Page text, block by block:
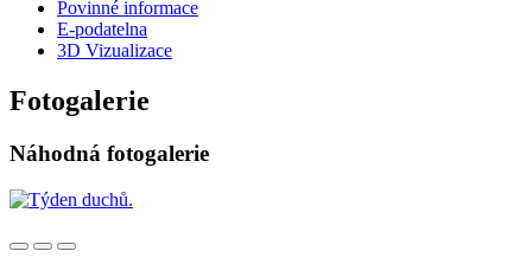
Povinné informace
E-podatelna
3D Vizualizace
Fotogalerie
Náhodná fotogalerie